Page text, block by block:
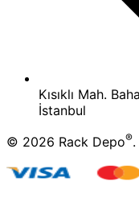
Kısıklı Mah.
İstanbul
© 2026 Rack Depo®